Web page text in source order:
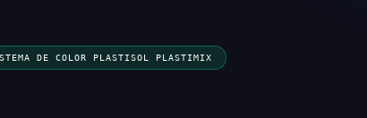
DE COLOR PLASTISOL PLASTIMIX